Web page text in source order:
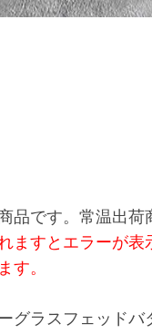
品です。常温出荷
ますとエラーが
す。
グラスフェッド